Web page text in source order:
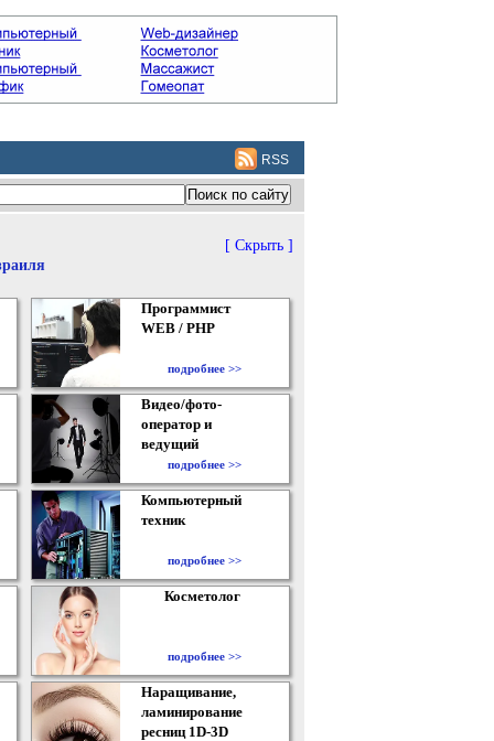
RSS
[ Скрыть ]
Программист
WEB / PHP
подробнее >>
Видео/фото-
оператор и
ведущий
подробнее >>
Компьютерный
техник
подробнее >>
Косметолог
подробнее >>
Наращивание,
ламинирование
ресниц 1D-3D